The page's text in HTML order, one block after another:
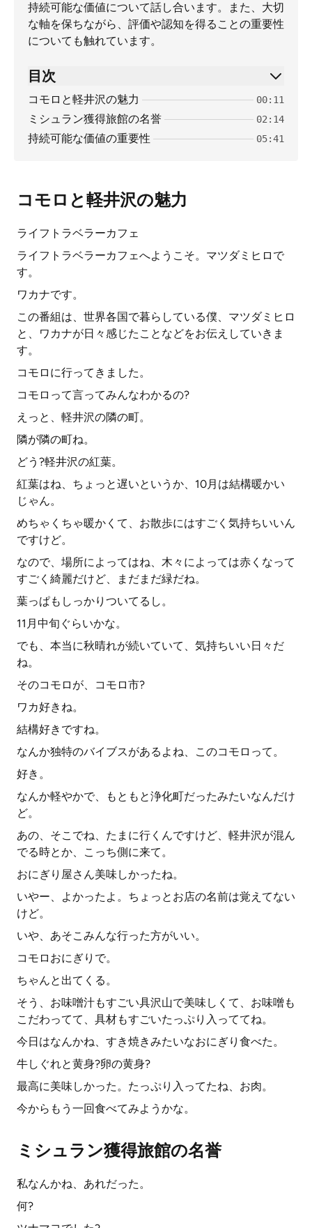
持続可能な価値について話し合います。また、大切
な軸を保ちながら、評価や認知を得ることの重要性
についても触れています。
目次
コモロと軽井沢の魅力 00:11
ミシュラン獲得旅館の名誉 02:14
持続可能な価値の重要性 05:41
コモロと軽井沢の魅力
ライフトラベラーカフェ
ライフトラベラーカフェへようこそ。マツダミヒロで
す。
ワカナです。
この番組は、世界各国で暮らしている僕、マツダミヒロ
と、ワカナが日々感じたことなどをお伝えしていきま
す。
コモロに行ってきました。
コモロって言ってみんなわかるの?
えっと、軽井沢の隣の町。
隣が隣の町ね。
どう?軽井沢の紅葉。
紅葉はね、ちょっと遅いというか、10月は結構暖かい
じゃん。
めちゃくちゃ暖かくて、お散歩にはすごく気持ちいいん
ですけど。
なので、場所によってはね、木々によっては赤くなって
すごく綺麗だけど、まだまだ緑だね。
葉っぱもしっかりついてるし。
11月中旬ぐらいかな。
でも、本当に秋晴れが続いていて、気持ちいい日々だ
ね。
そのコモロが、コモロ市?
ワカ好きね。
結構好きですね。
なんか独特のバイブスがあるよね、このコモロって。
好き。
なんか軽やかで、もともと浄化町だったみたいなんだけ
ど。
あの、そこでね、たまに行くんですけど、軽井沢が混ん
でる時とか、こっち側に来て。
おにぎり屋さん美味しかったね。
いやー、よかったよ。ちょっとお店の名前は覚えてない
けど。
いや、あそこみんな行った方がいい。
コモロおにぎりで。
ちゃんと出てくる。
そう、お味噌汁もすごい具沢山で美味しくて、お味噌も
こだわってて、具材もすごいたっぷり入っててね。
今日はなんかね、すき焼きみたいなおにぎり食べた。
牛しぐれと黄身?卵の黄身?
最高に美味しかった。たっぷり入ってたね、お肉。
今からもう一回食べてみようかな。
ミシュラン獲得旅館の名誉
私なんかね、あれだった。
何?